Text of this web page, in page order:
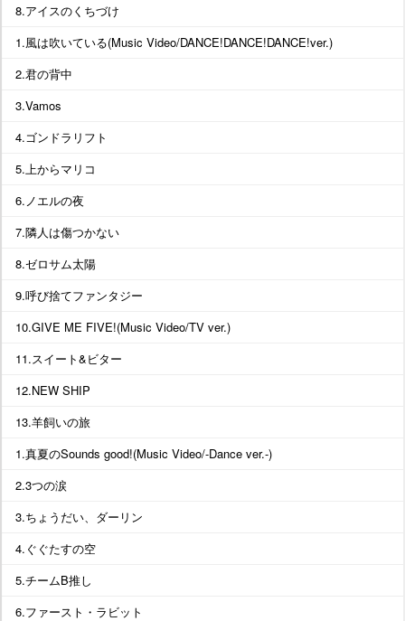
8.アイスのくちづけ
1.風は吹いている(Music Video/DANCE!DANCE!DANCE!ver.)
2.君の背中
3.Vamos
4.ゴンドラリフト
5.上からマリコ
6.ノエルの夜
7.隣人は傷つかない
8.ゼロサム太陽
9.呼び捨てファンタジー
10.GIVE ME FIVE!(Music Video/TV ver.)
11.スイート&ビター
12.NEW SHIP
13.羊飼いの旅
1.真夏のSounds good!(Music Video/-Dance ver.-)
2.3つの涙
3.ちょうだい、ダーリン
4.ぐぐたすの空
5.チームB推し
6.ファースト・ラビット